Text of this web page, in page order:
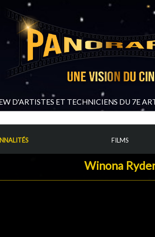
D'ARTISTES ET TECHNICIENS DU 7E
FILMS
Winona